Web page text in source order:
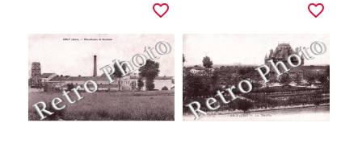
favorite_border favorite_border